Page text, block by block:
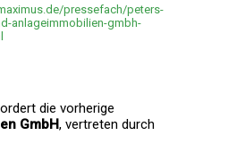
pressefach/peters-
anlageimmobilien-gmbh-
die vorherige
GmbH, vertreten durch